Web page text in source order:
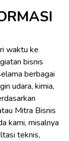
waktu ke
bisnis
berbagai
udara, kimia,
Mitra Bisnis
kami, misalnya
teknis,